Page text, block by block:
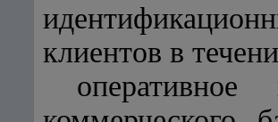
клиентов в
оперативное